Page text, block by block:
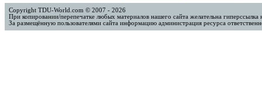
Copyright TDU-World.com © 2007 - 2026
При копировании/перепечатке любых материалов нашего сайта желательна
За размещённую пользователями сайта информацию администрация ресурса